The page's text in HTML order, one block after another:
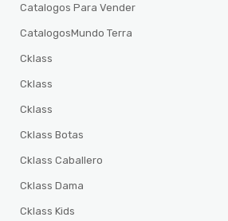
Catalogos Para Vender
CatalogosMundo Terra
Cklass
Cklass
Cklass
Cklass Botas
Cklass Caballero
Cklass Dama
Cklass Kids